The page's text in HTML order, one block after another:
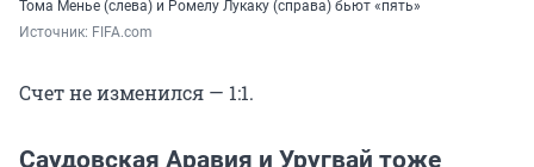
Тома Менье (слева) и Ромелу Лукаку (справа) бьют «пять»
Источник: FIFA.com
Счет не изменился — 1:1.
Саудовская Аравия и Уругвай тоже